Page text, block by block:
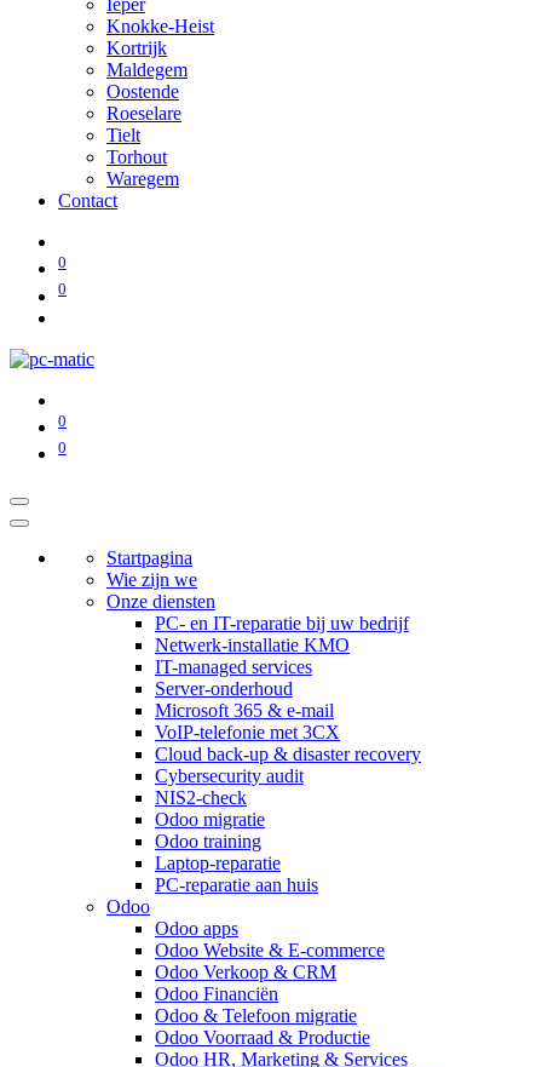
Ieper
Knokke-Heist
Kortrijk
Maldegem
Oostende
Roeselare
Tielt
Torhout
Waregem
Contact
0
0
0
0
Startpagina
Wie zijn we
Onze diensten
PC- en IT-reparatie bij uw bedrijf
Netwerk-installatie KMO
IT-managed services
Server-onderhoud
Microsoft 365 & e-mail
VoIP-telefonie met 3CX
Cloud back-up & disaster recovery
Cybersecurity audit
NIS2-check
Odoo migratie
Odoo training
Laptop-reparatie
PC-reparatie aan huis
Odoo
Odoo apps
Odoo Website & E-commerce
Odoo Verkoop & CRM
Odoo Financiën
Odoo & Telefoon migratie
Odoo Voorraad & Productie
Odoo HR, Marketing & Services